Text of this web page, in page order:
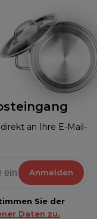
an Ihre E-Mail-
Anmelden
Sie der
Daten zu.